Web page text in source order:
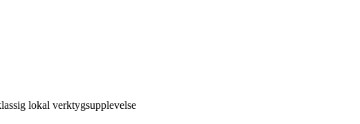
lokal verktygsupplevelse